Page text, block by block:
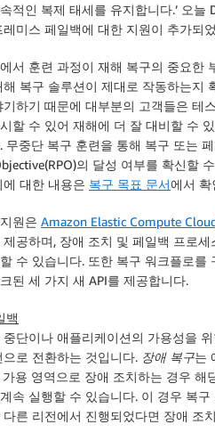
적인 복제 태세를 유지합니다.’ 오
미스 페일백에 대한 지원이 추가되
서 훈련 과정이 재해 복구의 중요한
복구 솔루션이 제대로 작동하는지
기하기 때문에 대부분의 고객들은 테
할 수 있어 재해에 더 잘 대비할 수
무중단 복구 훈련을 통해 복구 또는
의 달성 여부를 확신할
대한 내용은 복구 목표 문서에서 확
원은 Amazon Elastic Compute
공하며, 장애 조치 및 페일백 프로
수 있습니다. 또한 복구 워크플로
된 세 가지 새 API를 제공합니다.
백
중단이나 애플리케이션의 가용성을
로 전환하는 것입니다. 장애 복구는
용 영역으로 장애 조치하는 경우
속 실행할 수 있습니다. 이 경우 복
른 리전에서 진행되었다면 장애 조